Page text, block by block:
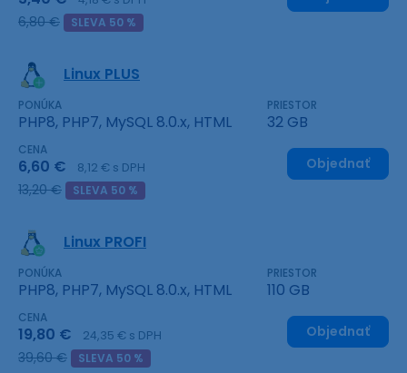
6,80 € SLEVA 50 %
Linux PLUS
PONÚKA
PHP8, PHP7, MySQL 8.0.x, HTML
PRIESTOR
32 GB
CENA
6,60 € 8,12 € s DPH
13,20 € SLEVA 50 %
Objednať
Linux PROFI
PONÚKA
PHP8, PHP7, MySQL 8.0.x, HTML
PRIESTOR
110 GB
CENA
19,80 € 24,35 € s DPH
39,60 € SLEVA 50 %
Objednať